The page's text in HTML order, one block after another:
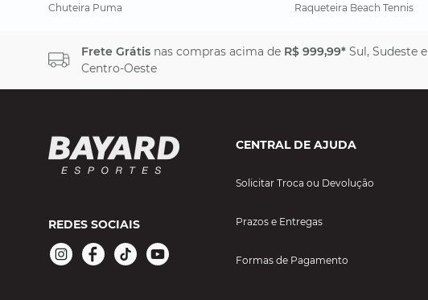
Chuteira Puma
Raqueteira Beach Tennis
Frete Grátis nas compras acima de R$ 999,99* Sul, Sudeste e
Centro-Oeste
REDES SOCIAIS
CENTRAL DE AJUDA
Solicitar Troca ou Devolução
Prazos e Entregas
Formas de Pagamento